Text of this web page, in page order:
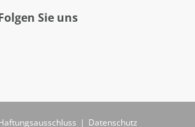
Sie uns
| Datenschutz